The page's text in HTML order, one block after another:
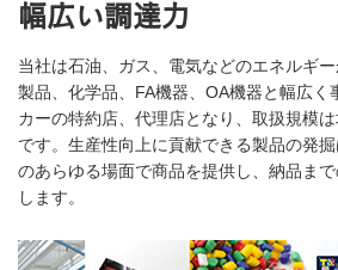
幅広い調達力
当社は石油、ガス、電気などのエネルギ
製品、化学品、FA機器、OA機器と幅広く
カーの特約店、代理店となり、取扱規模
です。生産性向上に貢献できる製品の発
のあらゆる場面で商品を提供し、納品ま
します。